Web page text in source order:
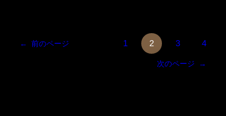
← 前のページ 1 2 3 4
次のページ →